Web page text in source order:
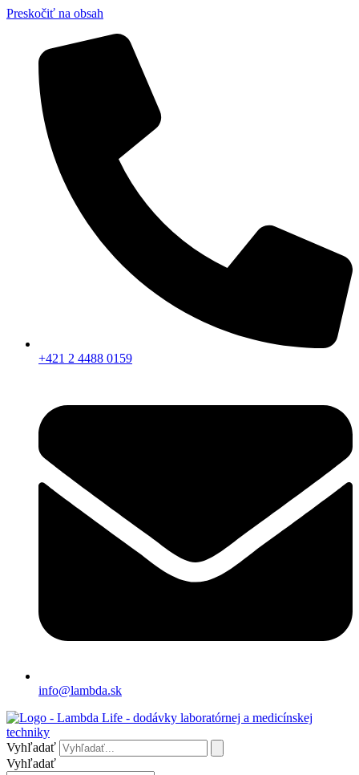
Preskočiť na obsah
+421 2 4488 0159
info@lambda.sk
Vyhľadať
Vyhľadať